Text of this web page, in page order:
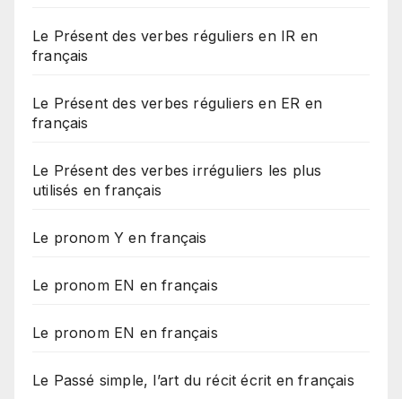
Le Présent des verbes réguliers en IR en
français
Le Présent des verbes réguliers en ER en
français
Le Présent des verbes irréguliers les plus
utilisés en français
Le pronom Y en français
Le pronom EN en français
Le pronom EN en français
Le Passé simple, l’art du récit écrit en français